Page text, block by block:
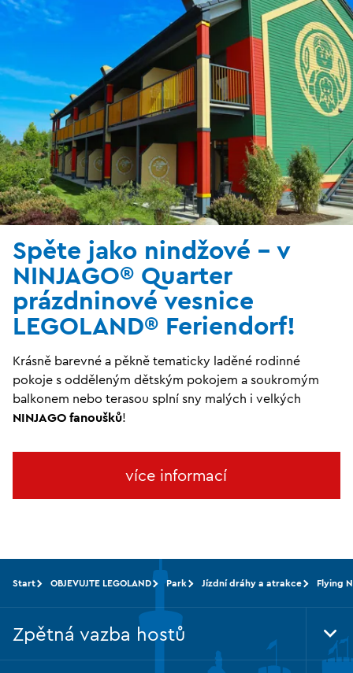
Spěte jako nindžové – v
NINJAGO® Quarter
prázdninové vesnice
LEGOLAND® Feriendorf!
Krásně barevné a pěkně tematicky laděné rodinné
pokoje s odděleným dětským pokojem a soukromým
balkonem nebo terasou splní sny malých i velkých
NINJAGO fanoušků!
více informací
Start OBJEVUJTE LEGOLAND Park Jízdní dráhy a atrakce Flying
Zpětná vazba hostů